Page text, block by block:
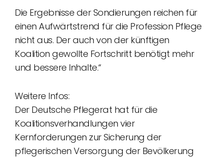
Die Ergebnisse der Sondierungen reichen für
einen Aufwärtstrend für die Profession Pflege
nicht aus. Der auch von der künftigen
Koalition gewollte Fortschritt benötigt mehr
und bessere Inhalte.“
Weitere Infos:
Der Deutsche Pflegerat hat für die
Koalitionsverhandlungen vier
Kernforderungen zur Sicherung der
pflegerischen Versorgung der Bevölkerung